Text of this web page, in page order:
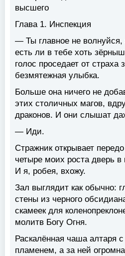
высшего
Глава 1. Инспекция
— Ты главное не волнуйся,
есть ли в тебе хоть
голос проседает от
безмятежная улыбка.
Больше она ничего не
этих столичных магов,
драконов. И они слышат
— Иди.
Стражник открывает
четыре моих роста дверь
И я, робея, вхожу.
Зал выглядит как обычно:
стены из черного
скамеек для
молитв Богу Огня.
Раскалённая чаша алтаря
пламенем, а за ней